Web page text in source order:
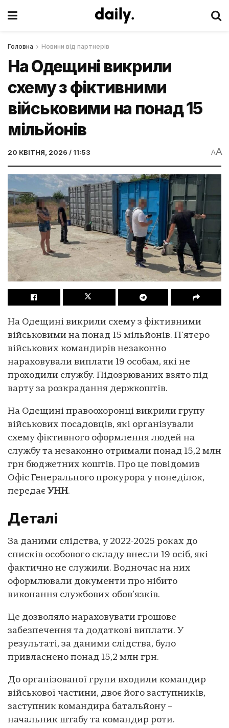
Головна Новини від партнерів
На Одещині викрили
схему з фіктивними
військовими на понад 15
мільйонів
20 КВІТНЯ, 2026 / 11:53 AA
На Одещині викрили схему з фіктивними
військовими на понад 15 мільйонів. П'ятеро
військових командирів незаконно
нараховували виплати 19 особам, які не
проходили службу. Підозрюваних взято під
варту за розкрадання держкоштів.
На Одещині правоохоронці викрили групу
військових посадовців, які організували
схему фіктивного оформлення людей на
службу та незаконно отримали понад 15,2 млн
грн бюджетних коштів. Про це повідомив
Офіс Генерального прокурора у понеділок,
передає УНН.
Деталі
За даними слідства, у 2022-2025 роках до
списків особового складу внесли 19 осіб, які
фактично не служили. Водночас на них
оформлювали документи про нібито
виконання службових обов’язків.
Це дозволяло нараховувати грошове
забезпечення та додаткові виплати. У
результаті, за даними слідства, було
привласнено понад 15,2 млн грн.
До організованої групи входили командир
військової частини, двоє його заступників,
заступник командира батальйону –
начальник штабу та командир роти.